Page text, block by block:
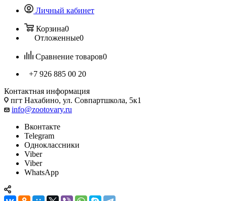
Личный кабинет
Корзина0
Отложенные0
Сравнение товаров0
+7 926 885 00 20
Контактная информация
пгт Нахабино, ул. Совпартшкола, 5к1
info@zootovary.ru
Вконтакте
Telegram
Одноклассники
Viber
Viber
WhatsApp